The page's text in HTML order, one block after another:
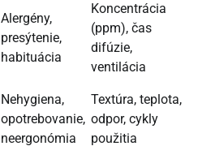
Alergény,
presýtenie,
habituácia
Koncentrácia
(ppm), čas
difúzie,
ventilácia
Nehygiena,
opotrebovanie,
neergonómia
Textúra, teplota,
odpor, cykly
použitia